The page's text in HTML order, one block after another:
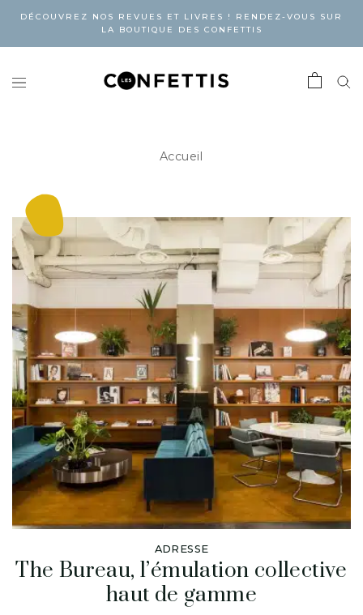
DÉCOUVREZ NOS REVUES ET LIVRES ! RENDEZ-VOUS SUR
LA BOUTIQUE DES CONFETTIS
Accueil
ADRESSE
The Bureau, l’émulation collective
haut de gamme